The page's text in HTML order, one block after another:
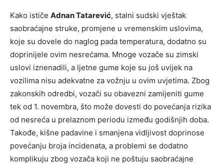
Kako ističe Adnan Tatarević, stalni sudski vještak
saobraćajne struke, promjene u vremenskim uslovima,
koje su dovele do naglog pada temperatura, dodatno su
doprinijele ovim nesrećama. Mnoge vozače su zimski
uslovi iznenadili, a ljetne gume koje su još uvijek na
vozilima nisu adekvatne za vožnju u ovim uvjetima. Zbog
zakonskih odredbi, vozači su obavezni zamijeniti gume
tek od 1. novembra, što može dovesti do povećanja rizika
od nesreća u prelaznom periodu između godišnjih doba.
Takođe, kišne padavine i smanjena vidljivost doprinose
povećanju broja incidenata, a problemi se dodatno
komplikuju zbog vozača koji ne poštuju saobraćajne